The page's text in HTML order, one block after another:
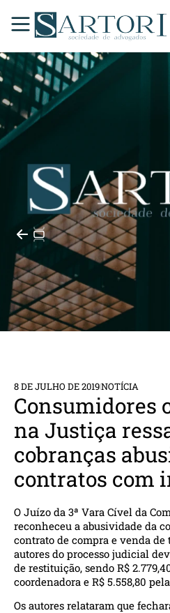
8 DE JULHO DE 2019NOTÍCIA
Consumidores
na Justiça
cobranças
contratos com
O Juízo da 3ª Vara Cível da
reconheceu a abusividade da
contrato de compra e venda de
autores do processo judicial
de restituição, sendo R$
coordenadora e R$ 5.558,80
Os autores relataram que